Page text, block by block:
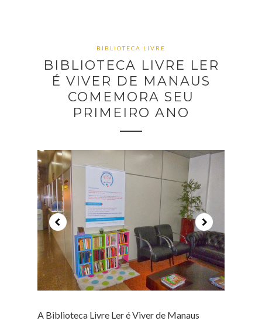
BIBLIOTECA LIVRE
BIBLIOTECA LIVRE LER
É VIVER DE MANAUS
COMEMORA SEU
PRIMEIRO ANO
A Biblioteca Livre Ler é Viver de Manaus